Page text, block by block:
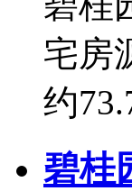
宅房
约
碧桂